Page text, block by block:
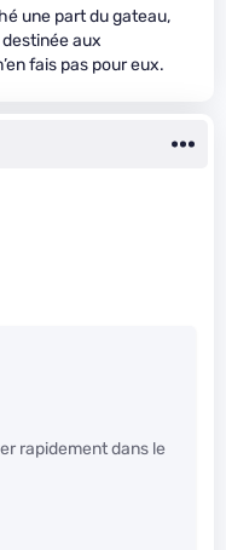
une part du gateau,
aux
fais pas pour eux.
rapidement dans le